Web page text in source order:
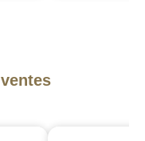
ventes